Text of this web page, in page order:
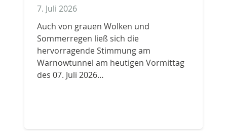
7. Juli 2026
Auch von grauen Wolken und
Sommerregen ließ sich die
hervorragende Stimmung am
Warnowtunnel am heutigen Vormittag
des 07. Juli 2026…